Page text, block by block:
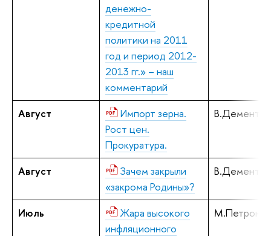
денежно-
кредитной
политики на 2011
год и период 2012-
2013 гг.» – наш
комментарий
Август
Импорт зерна.
Рост цен.
Прокуратура.
Август
Зачем закрыли
«закрома Родины»?
Июль
Жара высокого
инфляционного